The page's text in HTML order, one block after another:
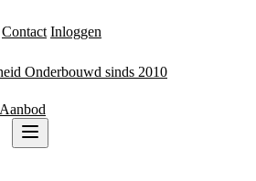
Contact Inloggen
Onderbouwd sinds 2010
Aanbod